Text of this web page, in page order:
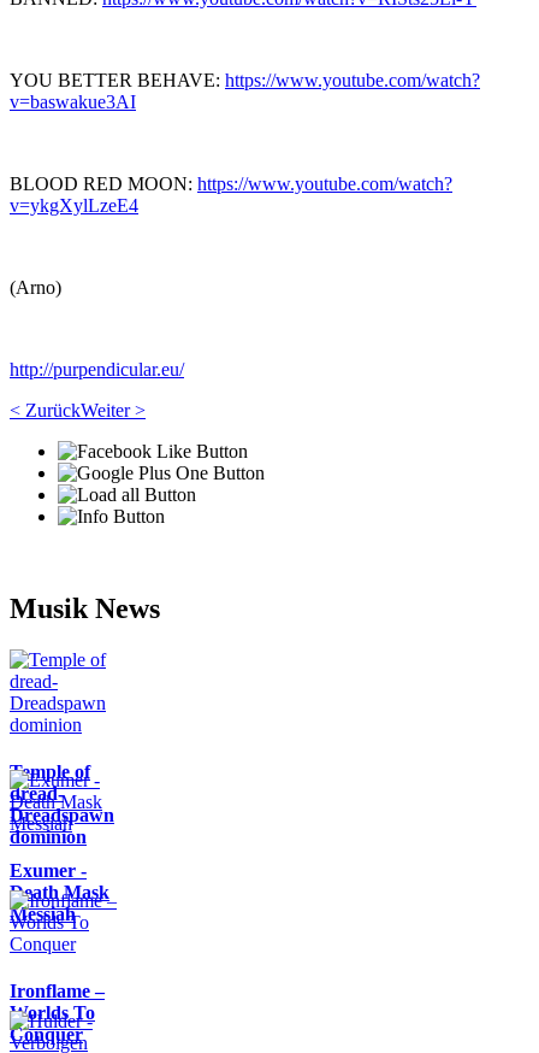
YOU BETTER BEHAVE: https://www.youtube.com/watch?
v=baswakue3AI
BLOOD RED MOON: https://www.youtube.com/watch?
v=ykgXylLzeE4
(Arno)
http://purpendicular.eu/
< ZurückWeiter >
Musik News
Temple of
dread-
Dreadspawn
dominion
Exumer -
Death Mask
Messiah
Ironflame –
Worlds To
Conquer